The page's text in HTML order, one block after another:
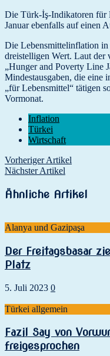
Die Türk-İş-Indikatoren für
Januar ebenfalls auf einen
Die Lebensmittelinflation in
dreistelligen Wert. Laut der
„Hunger and Poverty Line
Mindestausgaben, die eine
„für Lebensmittel“ tätigen
Vormonat.
Inflation
Türkei
Wirtschaft
Vorheriger Artikel
Nächster Artikel
Ähnliche Artikel
Alanya und Gazipaşa
Der Freitagsbasar
Platz
5. Juli 2023 0
Türkei allgemein
Fazil Say von
freigesprochen